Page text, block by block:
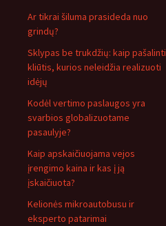
Ar tikrai šiluma prasideda nuo
grindų?
Sklypas be trukdžių: kaip pašalinti
kliūtis, kurios neleidžia realizuoti
idėjų
Kodėl vertimo paslaugos yra
svarbios globalizuotame
pasaulyje?
Kaip apskaičiuojama vejos
įrengimo kaina ir kas į ją
įskaičiuota?
Kelionės mikroautobusu ir
eksperto patarimai